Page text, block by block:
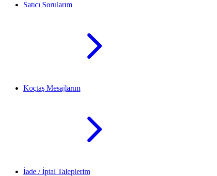
Satıcı Sorularım
Koçtaş Mesajlarım
İade / İptal Taleplerim